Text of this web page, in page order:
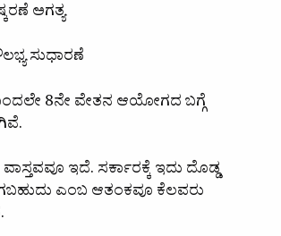
ಅಗತ್ಯ
ಸುಧಾರಣೆ
8ನೇ ವೇತನ ಆಯೋಗದ ಬಗ್ಗೆ
ಇದೆ. ಸರ್ಕಾರಕ್ಕೆ ಇದು ದೊಡ್ಡ
ಎಂಬ ಆತಂಕವೂ ಕೆಲವರು